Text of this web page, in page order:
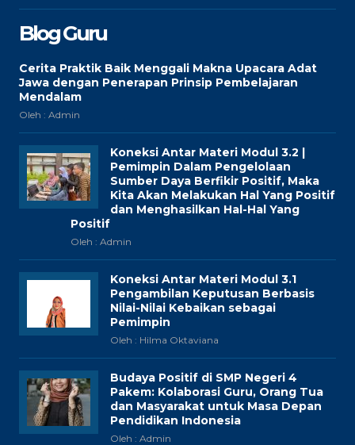
Blog Guru
Cerita Praktik Baik Menggali Makna Upacara Adat
Jawa dengan Penerapan Prinsip Pembelajaran
Mendalam
Oleh : Admin
Koneksi Antar Materi Modul 3.2 |
Pemimpin Dalam Pengelolaan
Sumber Daya Berfikir Positif, Maka
Kita Akan Melakukan Hal Yang Positif
dan Menghasilkan Hal-Hal Yang
Positif
Oleh : Admin
Koneksi Antar Materi Modul 3.1
Pengambilan Keputusan Berbasis
Nilai-Nilai Kebaikan sebagai
Pemimpin
Oleh : Hilma Oktaviana
Budaya Positif di SMP Negeri 4
Pakem: Kolaborasi Guru, Orang Tua
dan Masyarakat untuk Masa Depan
Pendidikan Indonesia
Oleh : Admin